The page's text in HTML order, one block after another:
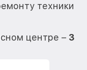
техники
центре – 3